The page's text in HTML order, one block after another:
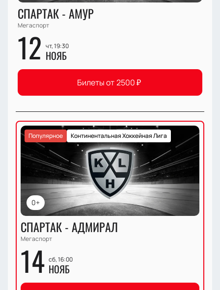
СПАРТАК - АМУР
Мегаспорт
12 чт, 19:30
НОЯБ
Билеты от2500₽
0+
Континентальная Хоккейная Лига
Популярное
СПАРТАК - АДМИРАЛ
Мегаспорт
14 сб, 16:00
НОЯБ